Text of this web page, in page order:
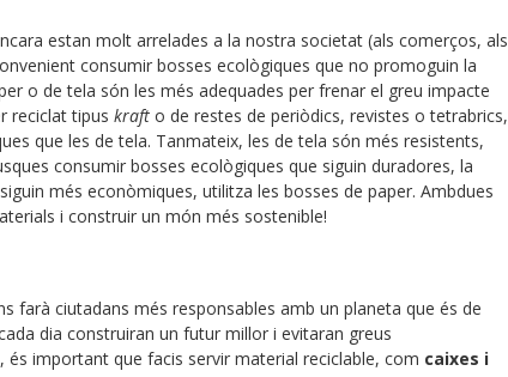
estan molt arrelades a la nostra societat (als comerços, als
consumir bosses ecològiques que no promoguin la
o de tela són les més adequades per frenar el greu impacte
reciclat tipus krafto de restes de periòdics, revistes o tetrabrics,
que les de tela. Tanmateix, les de tela són més resistents,
consumir bosses ecològiques que siguin duradores, la
més econòmiques, utilitza les bosses de paper. Ambdues
i construir un món més sostenible!
farà ciutadans més responsables amb un planeta que és de
dia construiran un futur millor i evitaran greus
important que facis servir material reciclable, com caixes i